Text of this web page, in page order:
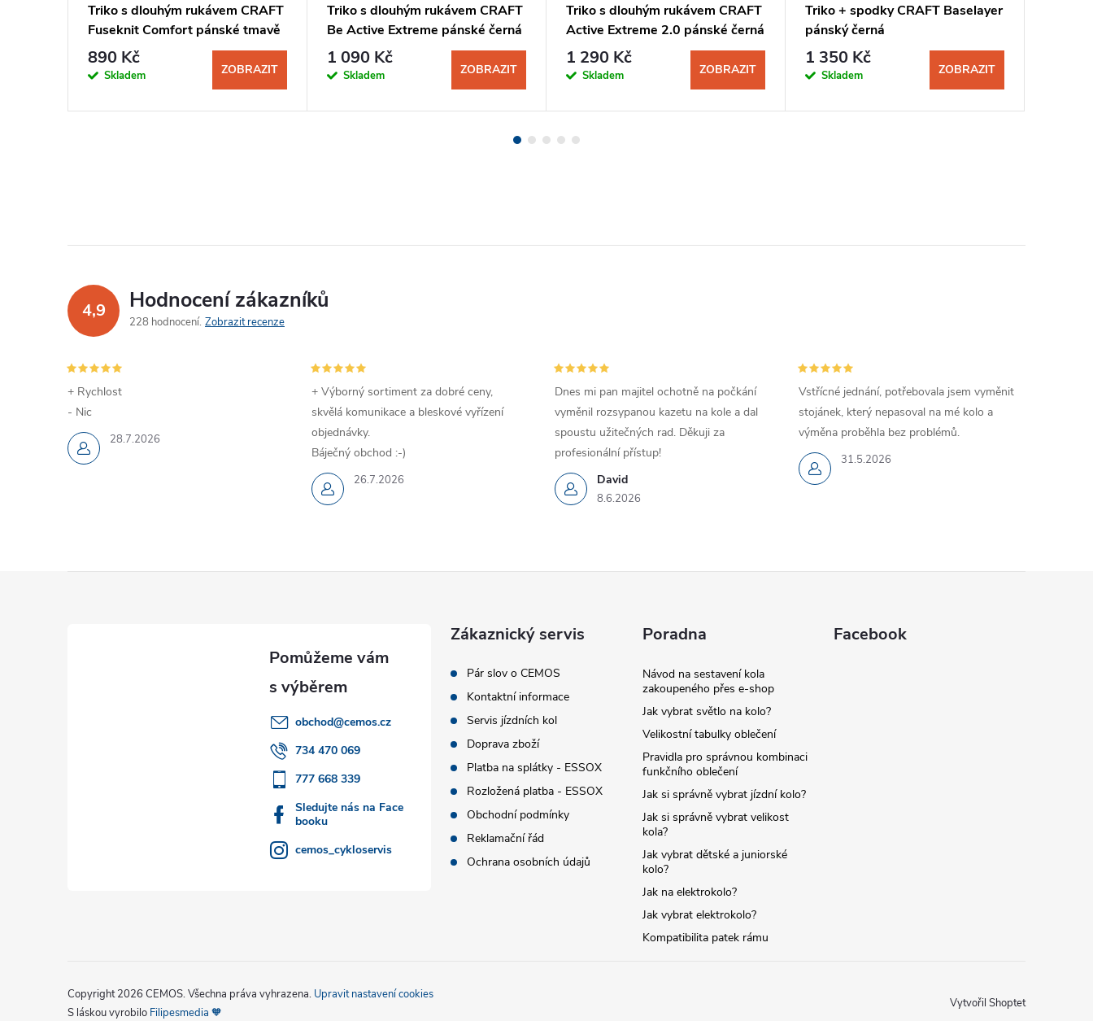
Triko s dlouhým rukávem CRAFT
Fuseknit Comfort pánské tmavě
šedá
890 Kč
Skladem ZOBRAZIT
Triko s dlouhým rukávem CRAFT
Be Active Extreme pánské černá
bez stojáčku
1 090 Kč
Skladem ZOBRAZIT
Triko s dlouhým rukávem CRAFT
Active Extreme 2.0 pánské černá
1 290 Kč
Skladem ZOBRAZIT
Triko + spodky CRAFT Baselayer
pánský černá
1 350 Kč
Skladem ZOBRAZIT
4,9 Hodnocení zákazníků
228 hodnocení Zobrazit recenze
28.7.2026
+ Rychlost
- Nic
26.7.2026
+ Výborný sortiment za dobré ceny,
skvělá komunikace a bleskové vyřízení
objednávky.
Báječný obchod :-)
David
8.6.2026
Dnes mi pan majitel ochotně na počkání
vyměnil rozsypanou kazetu na kole a dal
spoustu užitečných rad. Děkuji za
profesionální přístup!
31.5.2026
Vstřícné jednání, potřebovala jsem vyměnit
stojánek, který nepasoval na mé kolo a
výměna proběhla bez problémů.
obchod@cemos.cz
734 470 069
777 668 339
Sledujte nás na Face
booku
cemos_cykloservis
Zákaznický servis
Pár slov o CEMOS
Kontaktní informace
Servis jízdních kol
Doprava zboží
Platba na splátky - ESSOX
Rozložená platba - ESSOX
Obchodní podmínky
Reklamační řád
Ochrana osobních údajů
Poradna
Návod na sestavení kola
zakoupeného přes e-shop
Jak vybrat světlo na kolo?
Velikostní tabulky oblečení
Pravidla pro správnou kombinaci
funkčního oblečení
Jak si správně vybrat jízdní kolo?
Jak si správně vybrat velikost
kola?
Jak vybrat dětské a juniorské
kolo?
Jak na elektrokolo?
Jak vybrat elektrokolo?
Kompatibilita patek rámu
Facebook
Vytvořil Shoptet
Copyright 2026 CEMOS. Všechna práva vyhrazena. Upravit nastavení cookies
S láskou vyrobilo Filipesmedia 🧡